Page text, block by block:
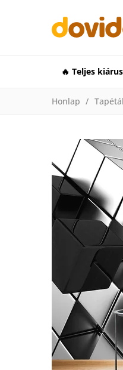
🔥 Teljes
Honlap